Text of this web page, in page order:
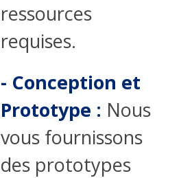
ressources
requises.
- Conception et
Prototype : Nous
vous fournissons
des prototypes